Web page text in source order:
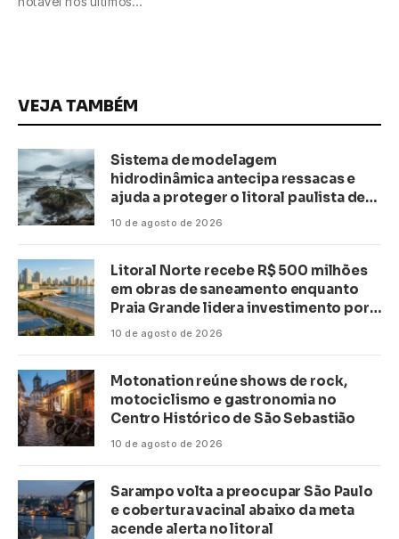
VEJA TAMBÉM
Sistema de modelagem
hidrodinâmica antecipa ressacas e
ajuda a proteger o litoral paulista de
inundações
10 de agosto de 2026
Litoral Norte recebe R$ 500 milhões
em obras de saneamento enquanto
Praia Grande lidera investimento por
habitante no país
10 de agosto de 2026
Motonation reúne shows de rock,
motociclismo e gastronomia no
Centro Histórico de São Sebastião
10 de agosto de 2026
Sarampo volta a preocupar São Paulo
e cobertura vacinal abaixo da meta
acende alerta no litoral